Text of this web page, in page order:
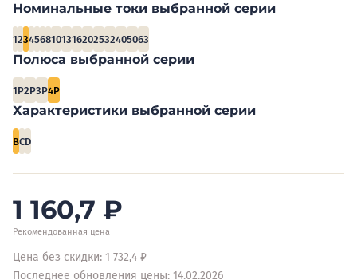
Номинальные токи выбранной серии
1234568101316202532405063
Полюса выбранной серии
1P2P3P4P
Характеристики выбранной серии
BCD
1 160,7 ₽
Рекомендованная цена
Цена без скидки: 1 732,4 ₽
Последнее обновления цены: 14.02.2026